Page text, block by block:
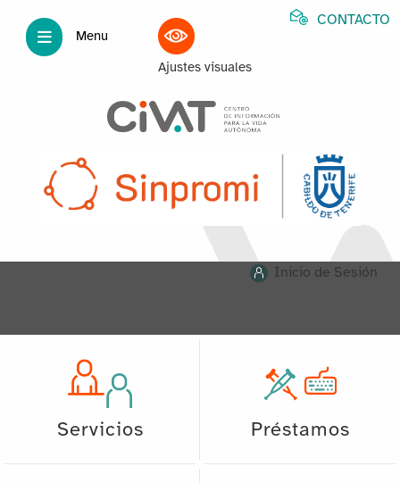
Menu
Ajustes visuales
CONTACTO
Inicio de Sesión
Servicios Préstamos